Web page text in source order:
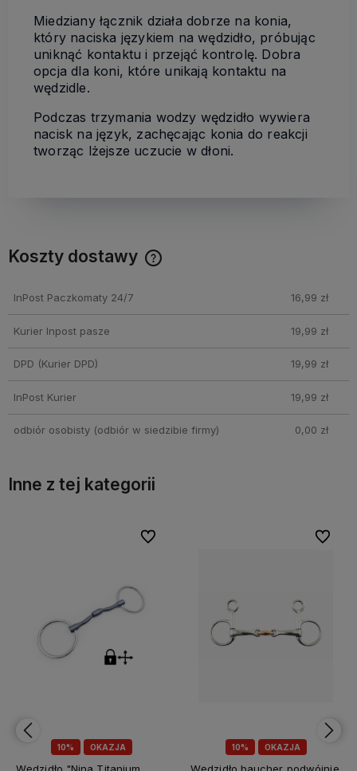
Miedziany łącznik działa dobrze na konia,
który naciska językiem na wędzidło, próbując
uniknąć kontaktu i przejąć kontrolę. Dobra
opcja dla koni, które unikają kontaktu na
wędzidle.
Podczas trzymania wodzy wędzidło wywiera
nacisk na język, zachęcając konia do reakcji
tworząc lżejsze uczucie w dłoni.
Koszty dostawy
InPost Paczkomaty 24/7 16,99 zł
Kurier Inpost pasze 19,99 zł
DPD (Kurier DPD) 19,99 zł
InPost Kurier 19,99 zł
odbiór osobisty(odbiór w siedzibie firmy) 0,00 zł
Inne z tej kategorii
10% OKAZJA
Do ulubionych
Do ulubionych
10% OKAZJA
Do
Do